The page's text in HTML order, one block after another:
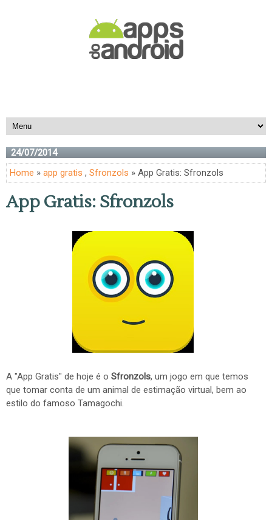
24/07/2014
Home » app gratis , Sfronzols » App Gratis: Sfronzols
App Gratis: Sfronzols
A "App Gratis" de hoje é o Sfronzols, um jogo em que temos
que tomar conta de um animal de estimação virtual, bem ao
estilo do famoso Tamagochi.